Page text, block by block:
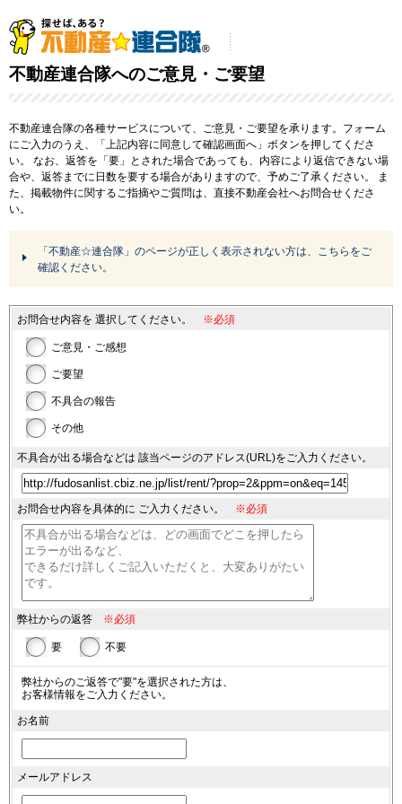
不動産連合隊へのご意見・ご要望
不動産連合隊の各種サービスについて、ご意見・ご要望を承ります。フォーム
にご入力のうえ、「上記内容に同意して確認画面へ」ボタンを押してくださ
い。
なお、返答を「要」とされた場合であっても、内容により返信できない場
合や、返答までに日数を要する場合がありますので、予めご了承ください。
ま
た、掲載物件に関するご指摘やご質問は、直接不動産会社へお問合せくださ
い。
「不動産☆連合隊」のページが正しく表示されない方は、こちらをご
確認ください。
お問合せ内容を 選択してください。 ※必須
ご意見・ご感想
ご要望
不具合の報告
その他
不具合が出る場合などは 該当ページのアドレス(URL)をご入力ください。
お問合せ内容を具体的に ご入力ください。 ※必須
弊社からの返答 ※必須
要 不要
弊社からのご返答で"要"を選択された方は、
お客様情報をご入力ください。
お名前
メールアドレス